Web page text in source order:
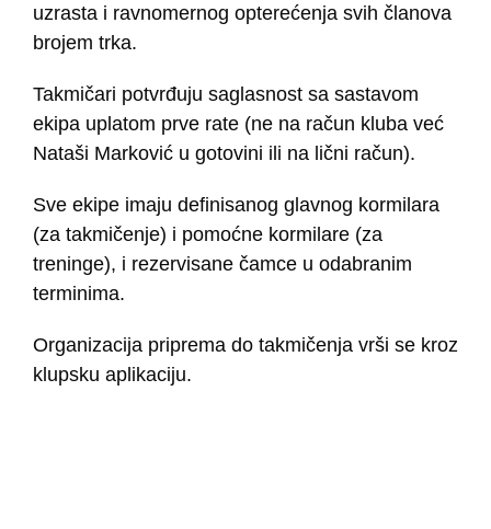
uzrasta i ravnomernog opterećenja svih članova
brojem trka.
Takmičari potvrđuju saglasnost sa sastavom
ekipa uplatom prve rate (ne na račun kluba već
Nataši Marković u gotovini ili na lični račun).
Sve ekipe imaju definisanog glavnog kormilara
(za takmičenje) i pomoćne kormilare (za
treninge), i rezervisane čamce u odabranim
terminima.
Organizacija priprema do takmičenja vrši se kroz
klupsku aplikaciju.